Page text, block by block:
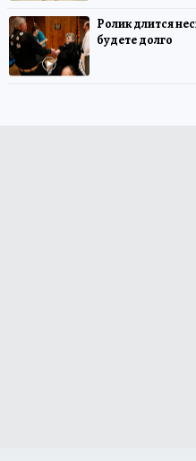
Ролик длится
будете долго